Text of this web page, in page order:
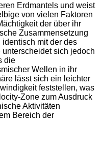
Erdmantels und weist
von vielen Faktoren
der über ihr
Zusammensetzung
mit der des
sich jedoch
die
Wellen in ihr
lässt sich ein leichter
feststellen, was
Zone zum Ausdruck
Aktivitäten
Bereich der